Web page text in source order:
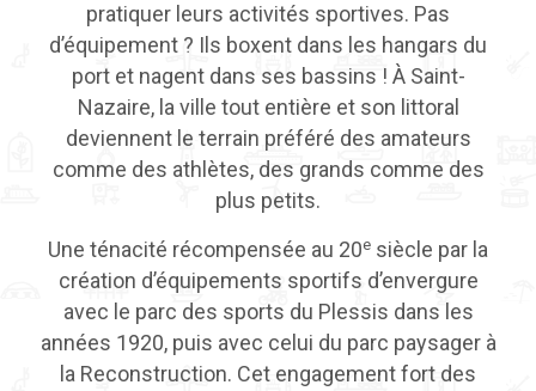
pratiquer leurs activités sportives. Pas
d’équipement ? Ils boxent dans les hangars du
port et nagent dans ses bassins ! À Saint-
Nazaire, la ville tout entière et son littoral
deviennent le terrain préféré des amateurs
comme des athlètes, des grands comme des
plus petits.
Une ténacité récompensée au 20e siècle par la
création d’équipements sportifs d’envergure
avec le parc des sports du Plessis dans les
années 1920, puis avec celui du parc paysager à
la Reconstruction. Cet engagement fort des